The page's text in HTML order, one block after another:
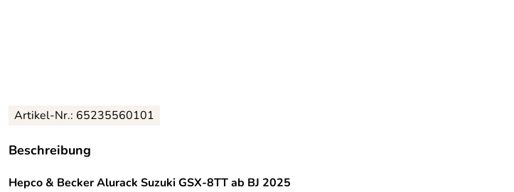
Artikel-Nr.: 65235560101
Beschreibung
Hepco & Becker Alurack Suzuki GSX-8TT ab BJ 2025